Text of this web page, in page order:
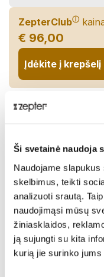
Ši svetainė naudoja
Naudojame
skelbimus, teikti
analizuoti srautą.
naudojimąsi mūsų
žiniasklaidos,
ją sujungti su kita
kurią jie surinko
ZepterClubⓘ
€ 96,00
Įdėkite į
Aprašymas
Laikmatis yra
skaitmeninio
informuoja apie
Pristatymas
LAIKMATIS